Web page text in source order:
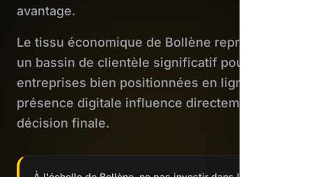
avantage.
Le tissu économique de Bollène représente
un bassin de clientèle significatif pour les
entreprises bien positionnées en ligne. Votre
présence digitale influence directement leur
décision finale.